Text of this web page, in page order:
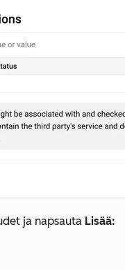
ja napsauta Lisää: